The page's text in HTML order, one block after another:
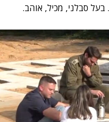
סבלני, מכיל, אוהב.